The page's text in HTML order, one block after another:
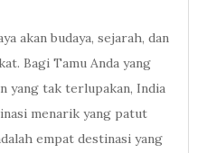
akan budaya, sejarah, dan
Bagi Tamu Anda yang
yang tak terlupakan, India
menarik yang patut
empat destinasi yang